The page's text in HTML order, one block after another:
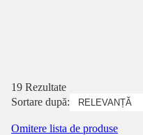
19 Rezultate
Sortare după:
Omitere lista de produse